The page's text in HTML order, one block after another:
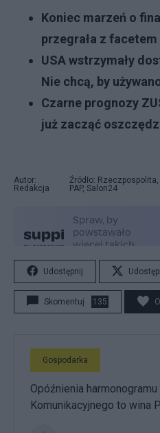
Koniec marzeń o
przegrała z
USA wstrzymały
Nie chcą, by
Czarne prognozy
już zacząć
Autor:
Redakcja
Źródło: Rzeczpospolita,
PAP, Salon24
Udostępnij
Skomentuj 135
Gospodarka
Opóźnienia
Komunikacyjnego to wina